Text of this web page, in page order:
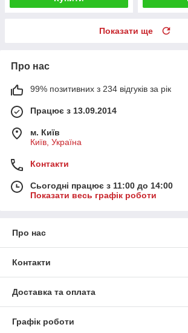
Показати ще
Про нас
99% позитивних з 234 відгуків за рік
Працює з 13.09.2014
м. Київ
Київ, Україна
Контакти
Сьогодні працює з 11:00 до 14:00
Показати весь графік роботи
Про нас
Контакти
Доставка та оплата
Графік роботи